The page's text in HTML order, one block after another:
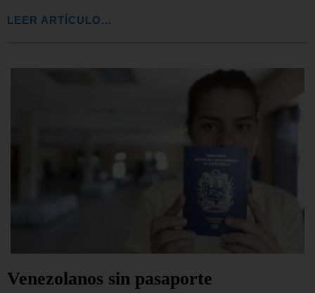
LEER ARTÍCULO...
Venezolanos sin pasaporte